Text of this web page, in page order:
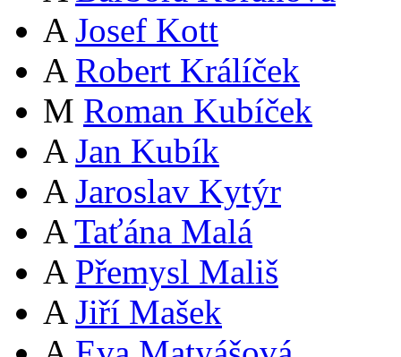
A Josef Kott
A Robert Králíček
M Roman Kubíček
A Jan Kubík
A Jaroslav Kytýr
A Taťána Malá
A Přemysl Mališ
A Jiří Mašek